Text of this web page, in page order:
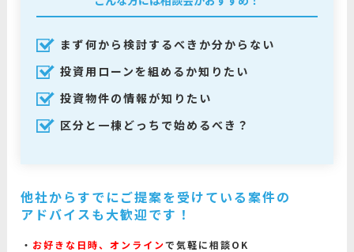
まず何から検討するべきか分からない
投資用ローンを組めるか知りたい
投資物件の情報が知りたい
区分と一棟どっちで始めるべき？
他社からすでにご提案を受けている案件の
アドバイスも大歓迎です！
お好きな日時、オンラインで気軽に相談OK